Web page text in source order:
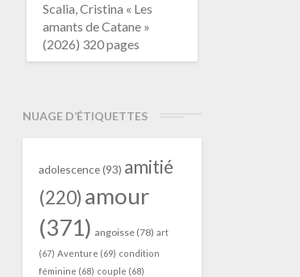
Scalia, Cristina « Les
amants de Catane »
(2026) 320 pages
NUAGE D’ÉTIQUETTES
adolescence(93) amitié
(220) amour
(371) angoisse(78) art
(67) Aventure (69) condition
féminine (68) couple (68)